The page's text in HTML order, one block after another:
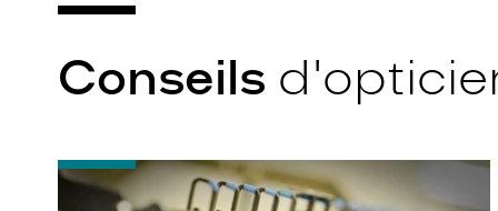
Conseils
-
Quel